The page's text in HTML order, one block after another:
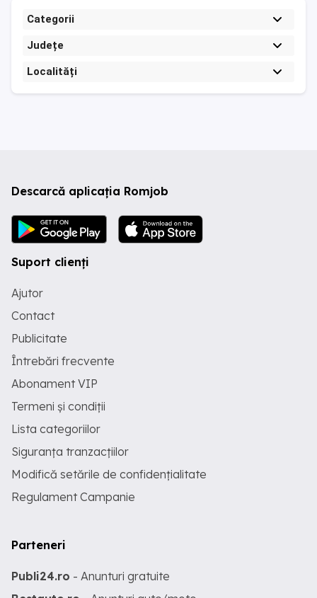
Categorii
Județe
Localități
Descarcă aplicația Romjob
Suport clienți
Ajutor
Contact
Publicitate
Întrebări frecvente
Abonament VIP
Termeni și condiții
Lista categoriilor
Siguranța tranzacțiilor
Modifică setările de confidențialitate
Regulament Campanie
Parteneri
Publi24.ro - Anunturi gratuite